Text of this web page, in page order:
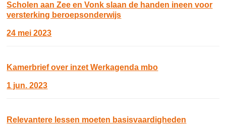
Scholen aan Zee en Vonk slaan de handen ineen voor
versterking beroepsonderwijs
24 mei 2023
Kamerbrief over inzet Werkagenda mbo
1 jun. 2023
Relevantere lessen moeten basisvaardigheden